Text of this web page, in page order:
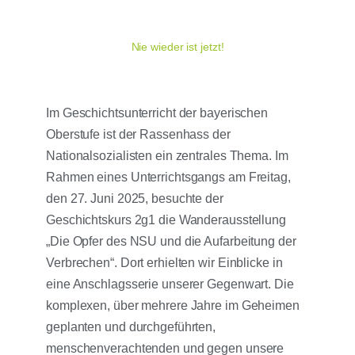
Nie wieder ist jetzt!
Im Geschichtsunterricht der bayerischen
Oberstufe ist der Rassenhass der
Nationalsozialisten ein zentrales Thema. Im
Rahmen eines Unterrichtsgangs am Freitag,
den 27. Juni 2025, besuchte der
Geschichtskurs 2g1 die Wanderausstellung
„Die Opfer des NSU und die Aufarbeitung der
Verbrechen“. Dort erhielten wir Einblicke in
eine Anschlagsserie unserer Gegenwart. Die
komplexen, über mehrere Jahre im Geheimen
geplanten und durchgeführten,
menschenverachtenden und gegen unsere